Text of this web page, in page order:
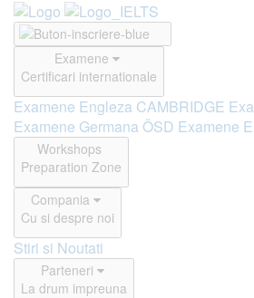
Examene
Certificari internationale
Examene Engleza CAMBRIDGE
Examene Germana ÖSD Examene
Workshops
Preparation Zone
Compania
Cu si despre noi
Stiri si Noutati
Parteneri
La drum impreuna